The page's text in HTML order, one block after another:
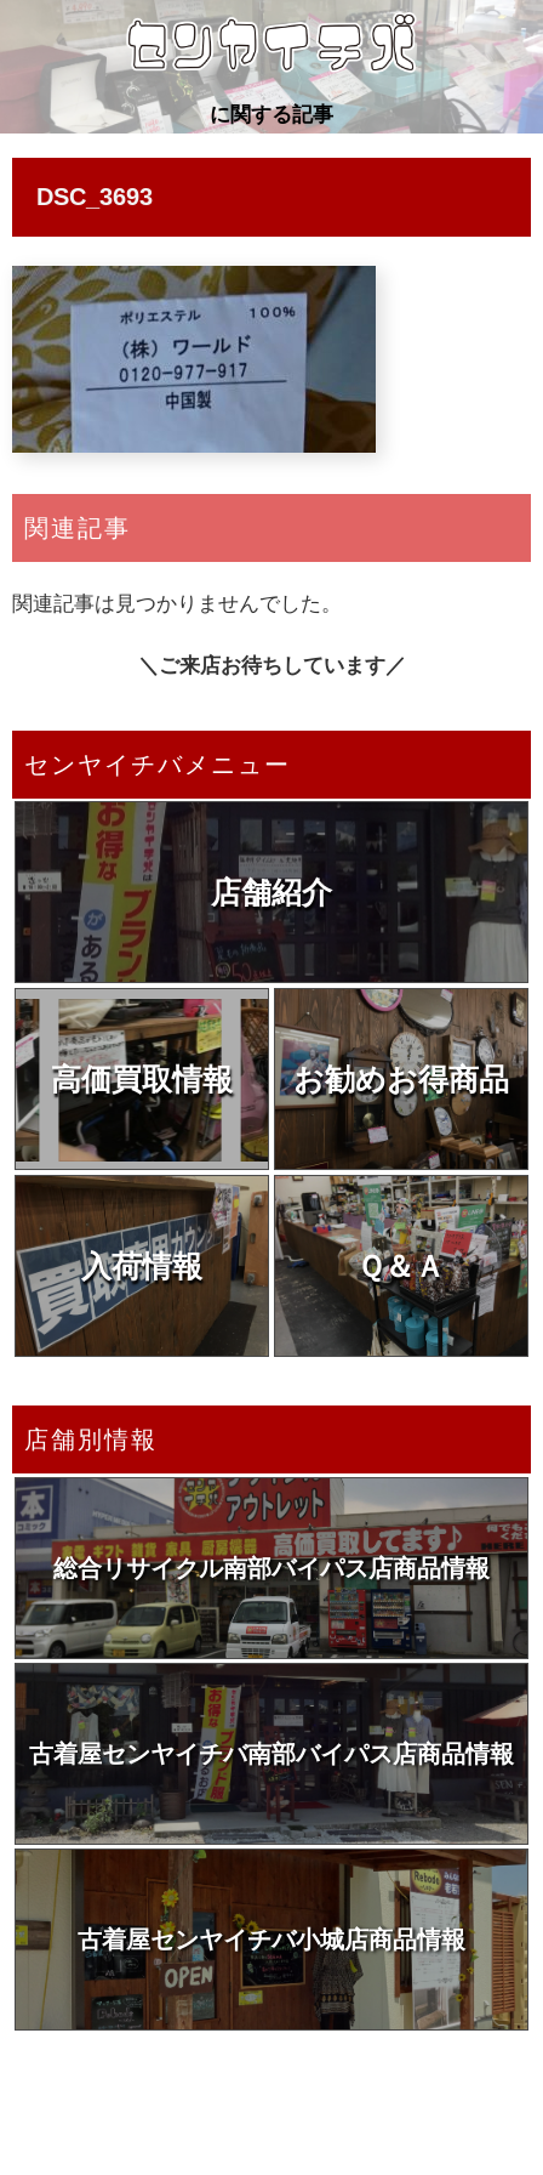
に関する記事
DSC_3693
関連記事
関連記事は見つかりませんでした。
＼ご来店お待ちしています／
センヤイチバメニュー
店舗紹介
高価買取情報 お勧めお得商品
入荷情報 Ｑ＆Ａ
店舗別情報
総合リサイクル南部バイパス店商品情報
古着屋センヤイチバ南部バイパス店商品情報
古着屋センヤイチバ小城店商品情報